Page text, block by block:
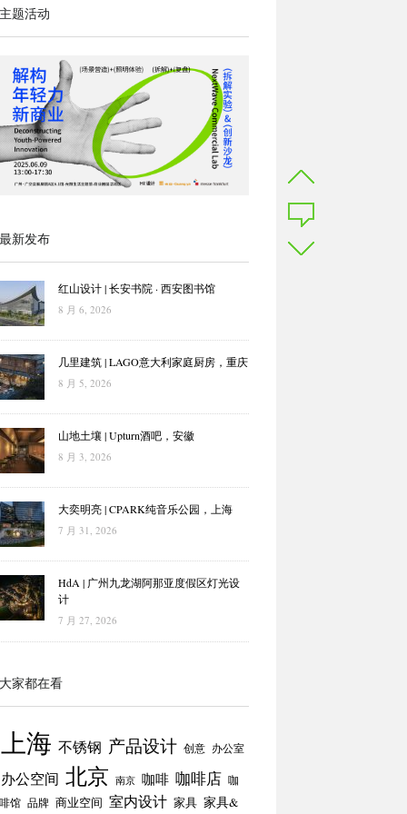
题活动
新发布
红山设计 | 长安书院 · 西安图书馆
8 月 6, 2026
几里建筑 | LAGO意大利家庭厨房，重庆
8 月 5, 2026
山地土壤 | Upturn酒吧，安徽
8 月 3, 2026
大奕明亮 | CPARK纯音乐公园，上海
7 月 31, 2026
HdA | 广州九龙湖阿那亚度假区灯光设
计
7 月 27, 2026
家都在看
上海 不锈钢 产品设计 创意 办公室
办公空间 北京 南京 咖啡 咖啡店 咖
馆 品牌 商业空间 室内设计 家具 家具&